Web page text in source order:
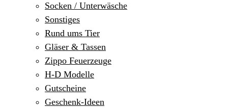
Socken / Unterwäsche
Sonstiges
Rund ums Tier
Gläser & Tassen
Zippo Feuerzeuge
H-D Modelle
Gutscheine
Geschenk-Ideen